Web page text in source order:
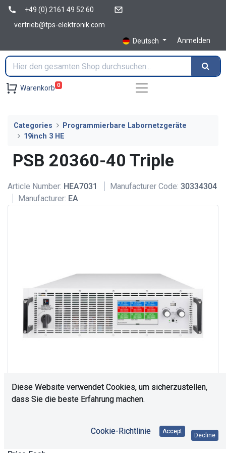
+49 (0) 2161 49 52 60
vertrieb@tps-elektronik.com
Deutsch
Anmelden
Warenkorb 0
Categories
Programmierbare Labornetzgeräte
19inch 3 HE
PSB 20360-40 Triple
Article Number: HEA7031 Manufacturer Code: 30334304
Manufacturer: EA
Diese Website verwendet Cookies, um sicherzustellen,
dass Sie die beste Erfahrung machen.
Cookie-Richtlinie Accept
Decline